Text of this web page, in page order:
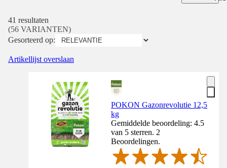
41 resultaten
(56 VARIANTEN)
Gesorteerd op:
Artikellijst overslaan
POKON Gazonrevolutie 12,5
kg
Gemiddelde beoordeling: 4.5
van 5 sterren. 2
Beoordelingen.